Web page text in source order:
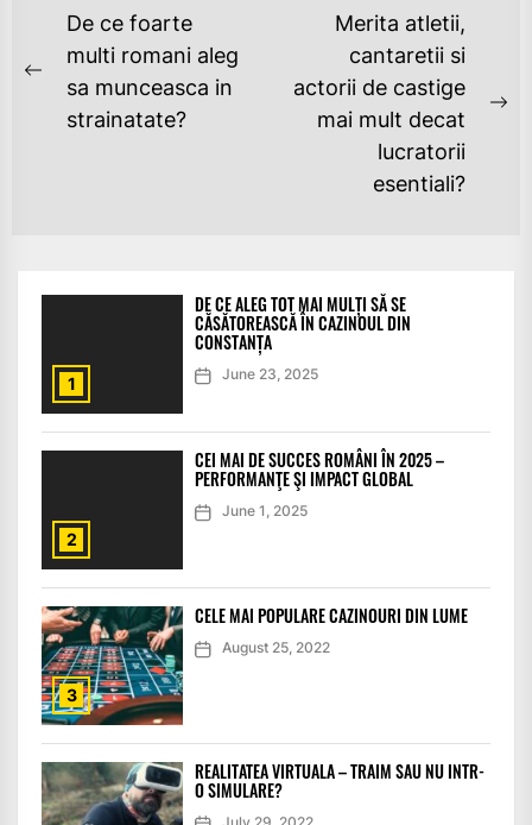
POST
NAVIGATION
Previous
post:
De ce foarte
multi romani aleg
sa munceasca in
strainatate?
Merita atletii,
cantaretii si
actorii de castige
mai mult decat
lucratorii
esentiali?
1
DE CE ALEG TOT MAI MULȚI SĂ SE
CĂSĂTOREASCĂ ÎN CAZINOUL DIN
CONSTANȚA
June 23, 2025
2
CEI MAI DE SUCCES ROMÂNI ÎN 2025 –
PERFORMANŢE ŞI IMPACT GLOBAL
June 1, 2025
3
CELE MAI POPULARE CAZINOURI DIN LUME
August 25, 2022
REALITATEA VIRTUALA – TRAIM SAU NU INTR-
O SIMULARE?